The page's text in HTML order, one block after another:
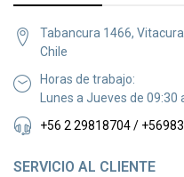
Tabancura 1466,
Chile
Horas de trabajo:
Lunes a Jueves de
+56 2 29818704 /
SERVICIO AL CLIENTE